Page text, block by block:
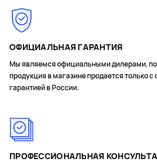
ОФИЦИАЛЬНАЯ ГАРАНТИЯ
Мы являемся официальными дилерами,
продукция в магазине продается только
гарантией в России.
ПРОФЕССИОНАЛЬНАЯ